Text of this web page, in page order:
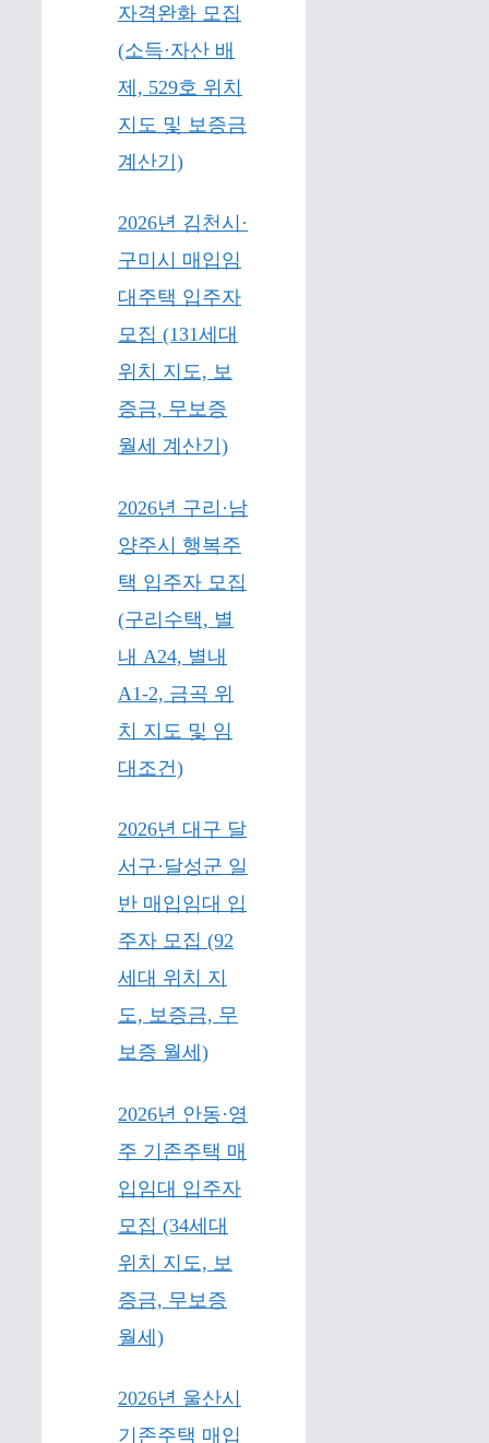
자격완화 모집
(소득·자산 배
제, 529호 위치
지도 및 보증금
계산기)
2026년 김천시·
구미시 매입임
대주택 입주자
모집 (131세대
위치 지도, 보
증금, 무보증
월세 계산기)
2026년 구리·남
양주시 행복주
택 입주자 모집
(구리수택, 별
내 A24, 별내
A1-2, 금곡 위
치 지도 및 임
대조건)
2026년 대구 달
서구·달성군 일
반 매입임대 입
주자 모집 (92
세대 위치 지
도, 보증금, 무
보증 월세)
2026년 안동·영
주 기존주택 매
입임대 입주자
모집 (34세대
위치 지도, 보
증금, 무보증
월세)
2026년 울산시
기존주택 매입